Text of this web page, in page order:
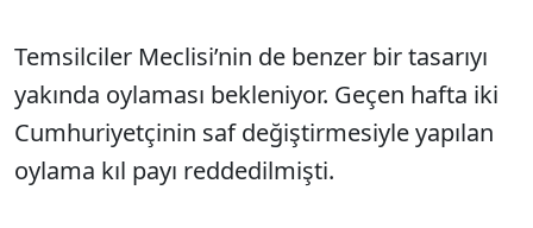
Temsilciler Meclisi’nin de benzer bir tasarıyı
yakında oylaması bekleniyor. Geçen hafta iki
Cumhuriyetçinin saf değiştirmesiyle yapılan
oylama kıl payı reddedilmişti.